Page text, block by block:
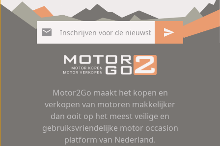
Motor2Go maakt het kopen en
verkopen van motoren makkelijker
dan ooit op het meest veilige en
gebruiksvriendelijke motor occasion
platform van Nederland.